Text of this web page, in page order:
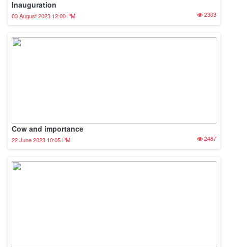
Inauguration
03 August 2023 12:00 PM 2303
Cow and importance
22 June 2023 10:05 PM 2487